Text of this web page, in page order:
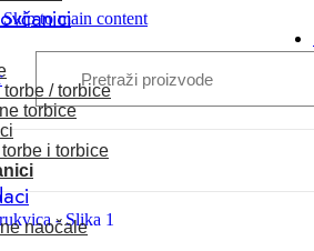
Skip to main content
/ torbice
torbice
torbe i torbice
naočale